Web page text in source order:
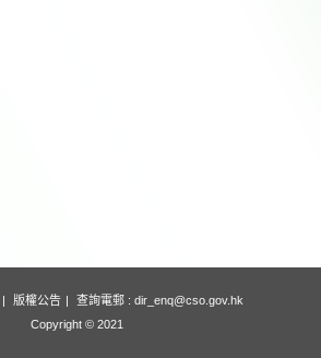
版權公告 查詢電郵 : dir_enq@cso.gov.hk
Copyright © 2021